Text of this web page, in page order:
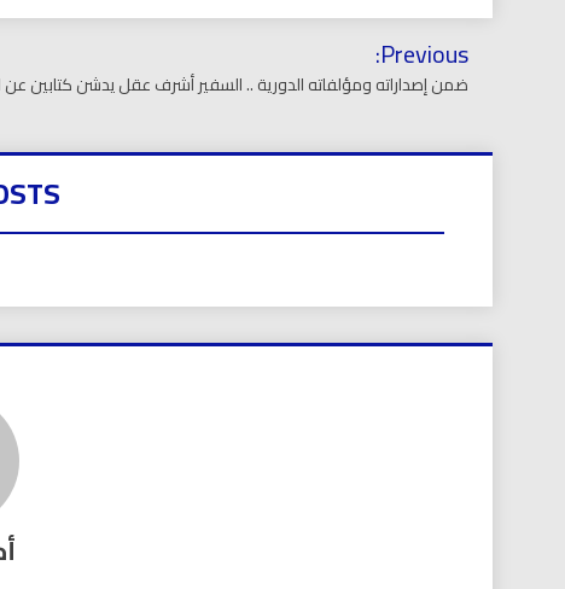
تصفّح
المقالات
Previous:
ضمن إصداراته ومؤلفاته الدورية .. السفير أشرف عقل يدشن كتابين